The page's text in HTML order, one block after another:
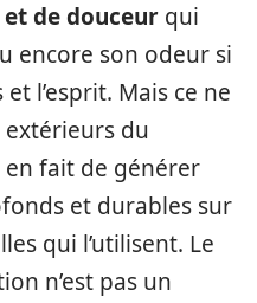
de douceur qui
encore son odeur si
l’esprit. Mais ce ne
extérieurs du
fait de générer
et durables sur
qui l’utilisent. Le
n’est pas un